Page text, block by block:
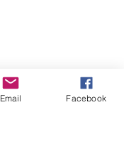
Email Facebook